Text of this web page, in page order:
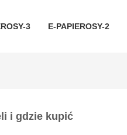
3 E-PAPIEROSY-2
i gdzie kupić